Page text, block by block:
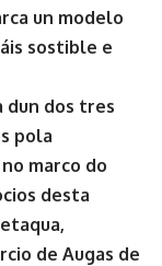
un modelo
sostible e
dun dos tres
pola
marco do
desta
de Augas de